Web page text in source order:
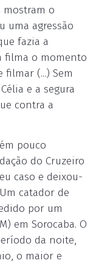
mostram o
uma agressão
fazia a
filma o momento
filmar (...) Sem
e a segura
contra a
pouco
do Cruzeiro
caso e deixou-
catador de
por um
em Sorocaba. O
da noite,
o maior e